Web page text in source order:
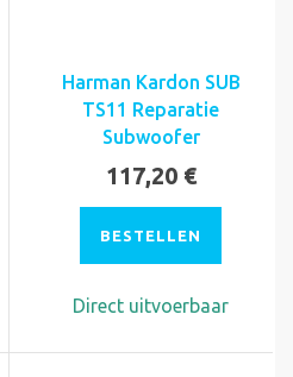
Harman Kardon SUB
TS11 Reparatie
Subwoofer
117,20 €
BESTELLEN
Direct uitvoerbaar